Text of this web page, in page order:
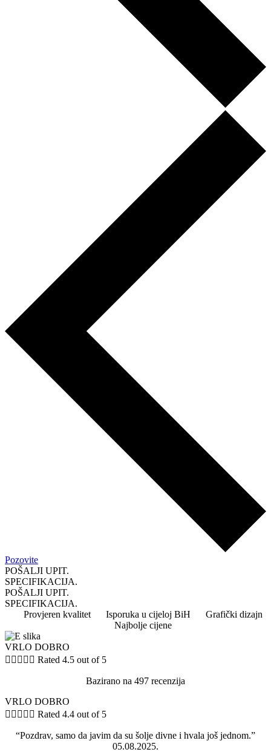
Pozovite
POŠALJI UPIT.
SPECIFIKACIJA.
POŠALJI UPIT.
SPECIFIKACIJA.
Provjeren kvalitet
Isporuka u cijeloj BiH
Grafički dizajn
Najbolje cijene
VRLO DOBRO
     Rated 4.5 out of 5
Bazirano na 497 recenzija
VRLO DOBRO
     Rated 4.4 out of 5
“Pozdrav, samo da javim da su šolje divne i hvala još jednom.”
05.08.2025.